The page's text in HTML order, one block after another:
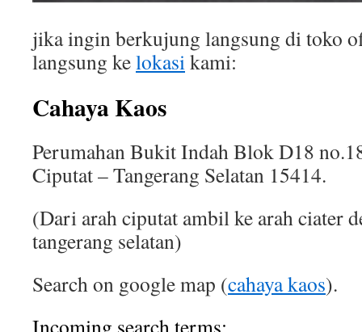
jika ingin berkujung langsung di toko
langsung kelokasi kami:
Cahaya Kaos
Perumahan Bukit Indah Blok D18
Ciputat – Tangerang Selatan 15414.
(Dari arah ciputat ambil ke arah ciater
tangerang selatan)
Search on google map (cahaya kaos).
Incoming search terms: